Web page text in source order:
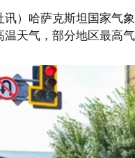
讯）哈萨克斯坦国家气
天气，部分地区最高